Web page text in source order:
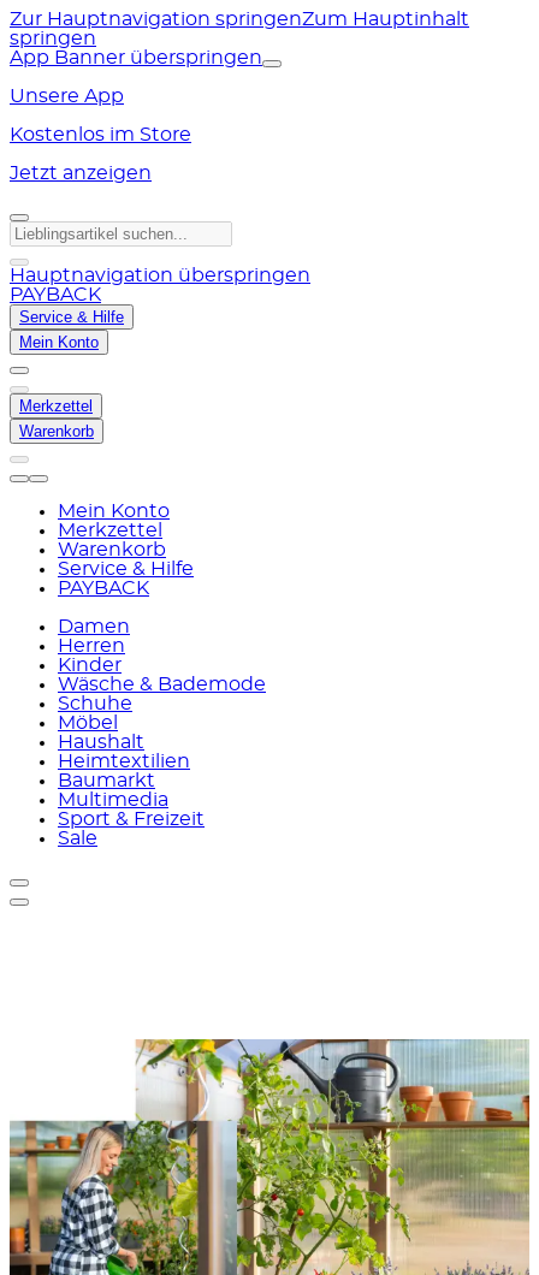
Zur Hauptnavigation springenZum Hauptinhalt
springen
App Banner überspringen
Unsere App
Kostenlos im Store
Jetzt anzeigen
Hauptnavigation überspringen
PAYBACK
Service & Hilfe
Mein Konto
Merkzettel
Warenkorb
Mein Konto
Merkzettel
Warenkorb
Service & Hilfe
PAYBACK
Damen
Herren
Kinder
Wäsche & Bademode
Schuhe
Möbel
Haushalt
Heimtextilien
Baumarkt
Multimedia
Sport & Freizeit
Sale